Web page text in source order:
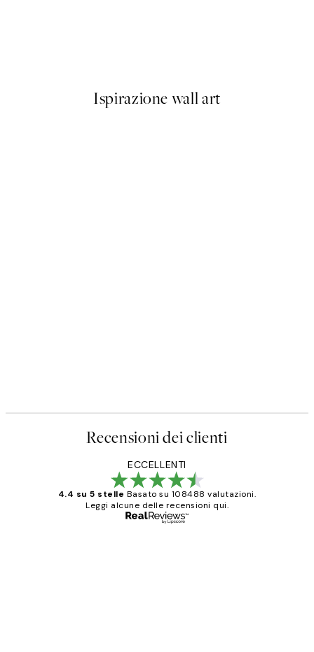
Ispirazione wall art
Recensioni dei clienti
ECCELLENTI
4.4 su 5 stelle Basato su 108488 valutazioni.
Leggi alcune delle recensioni qui.